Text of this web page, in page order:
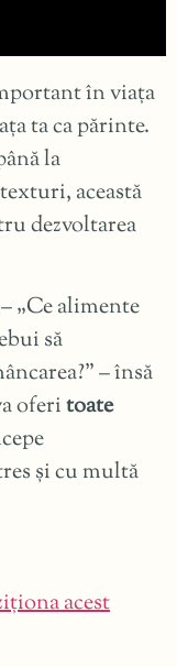
în viața
ta ca părinte.
la
această
dezvoltarea
„Ce alimente
să
– însă
oferitoate
și cu multă
acest